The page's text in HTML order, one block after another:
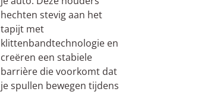
hechten stevig aan het
tapijt met
klittenbandtechnologie en
creëren een stabiele
barrière die voorkomt dat
je spullen bewegen tijdens